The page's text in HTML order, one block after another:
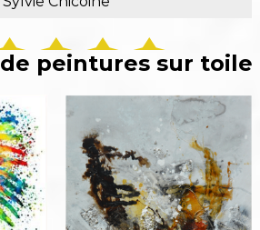
peintures sur toile